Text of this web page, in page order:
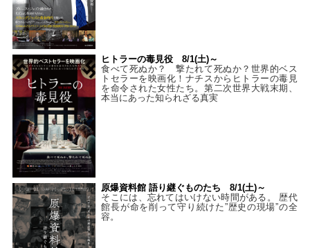
ヒトラーの毒見役 8/1(土)～
食べて死ぬか？ 撃たれて死ぬか？世界的ベス
トセラーを映画化！ナチスからヒトラーの毒見
を命令された女性たち。第二次世界大戦末期、
本当にあった知られざる真実
原爆資料館 語り継ぐものたち 8/1(土)～
そこには、忘れてはいけない時間がある。 歴代
館長が命を削って守り続けた”歴史の現場”の全
容。